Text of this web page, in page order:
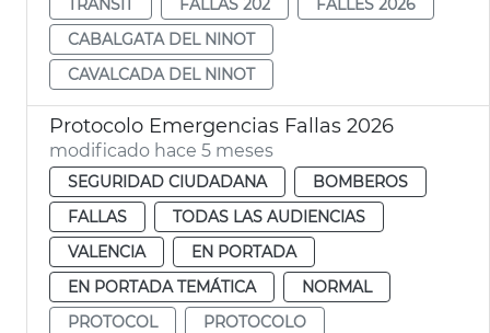
CABALGATA DEL NINOT
CAVALCADA DEL NINOT
Protocolo Emergencias Fallas 2026
modificado hace 5 meses
SEGURIDAD CIUDADANA
BOMBEROS
FALLAS
TODAS LAS AUDIENCIAS
VALENCIA
EN PORTADA
EN PORTADA TEMÁTICA
NORMAL
PROTOCOL
PROTOCOLO